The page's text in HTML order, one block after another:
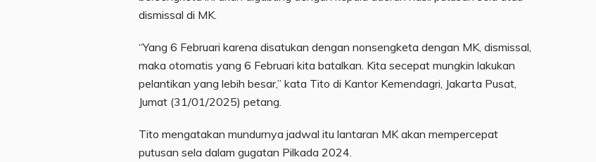
dismissal di MK.
“Yang 6 Februari karena disatukan dengan nonsengketa dengan MK, dismissal,
maka otomatis yang 6 Februari kita batalkan. Kita secepat mungkin lakukan
pelantikan yang lebih besar,” kata Tito di Kantor Kemendagri, Jakarta Pusat,
Jumat (31/01/2025) petang.
Tito mengatakan mundurnya jadwal itu lantaran MK akan mempercepat
putusan sela dalam gugatan Pilkada 2024.